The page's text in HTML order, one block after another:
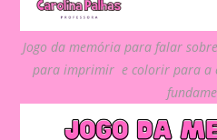
Jogo da memória para falar
para imprimir e colorir para a